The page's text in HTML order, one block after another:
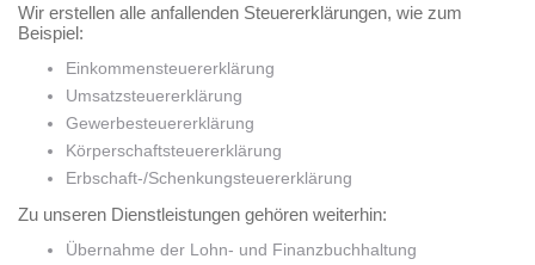
Wir erstellen alle anfallenden Steuererklärungen, wie zum
Beispiel:
Einkommensteuererklärung
Umsatzsteuererklärung
Gewerbesteuererklärung
Körperschaftsteuererklärung
Erbschaft-/Schenkungsteuererklärung
Zu unseren Dienstleistungen gehören weiterhin:
Übernahme der Lohn- und Finanzbuchhaltung